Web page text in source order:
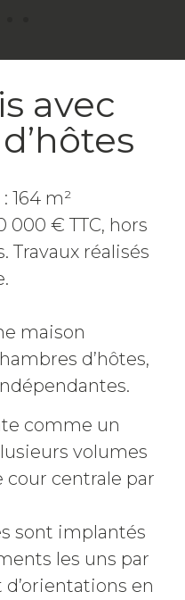
avec
164 m²
000 € TTC, hors
Travaux réalisés
maison
d’hôtes,
comme un
volumes
cour centrale par
sont implantés
les uns par
en